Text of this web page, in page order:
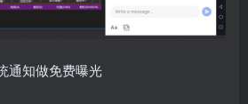
知做免费曝光